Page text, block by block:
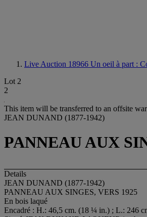
Live Auction 18966 Un oeil à part :
Lot 2
2
This item will be transferred to an offsite
JEAN DUNAND (1877-1942)
PANNEAU AUX
Details
JEAN DUNAND (1877-1942)
PANNEAU AUX SINGES, VERS 1925
En bois laqué
Encadré : H.: 46,5 cm. (18 ¼ in.) ; L.: 246